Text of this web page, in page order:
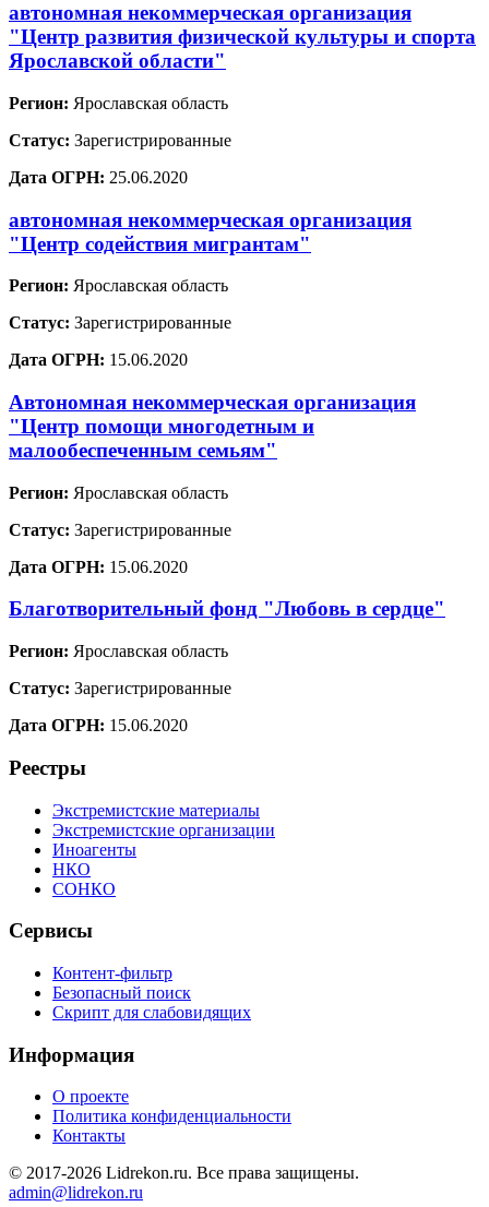
автономная некоммерческая организация
"Центр развития физической культуры и спорта
Ярославской области"
Регион: Ярославская область
Статус: Зарегистрированные
Дата ОГРН: 25.06.2020
автономная некоммерческая организация
"Центр содействия мигрантам"
Регион: Ярославская область
Статус: Зарегистрированные
Дата ОГРН: 15.06.2020
Автономная некоммерческая организация
"Центр помощи многодетным и
малообеспеченным семьям"
Регион: Ярославская область
Статус: Зарегистрированные
Дата ОГРН: 15.06.2020
Благотворительный фонд "Любовь в сердце"
Регион: Ярославская область
Статус: Зарегистрированные
Дата ОГРН: 15.06.2020
Реестры
Экстремистские материалы
Экстремистские организации
Иноагенты
НКО
СОНКО
Сервисы
Контент-фильтр
Безопасный поиск
Скрипт для слабовидящих
Информация
О проекте
Политика конфиденциальности
Контакты
© 2017-2026 Lidrekon.ru. Все права защищены.
admin@lidrekon.ru